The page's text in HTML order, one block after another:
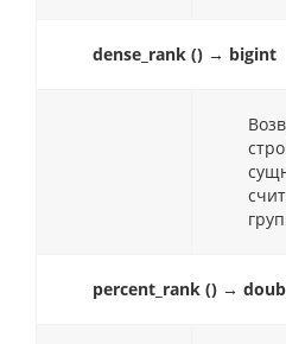
dense_rank () → bigint
percent_rank () →